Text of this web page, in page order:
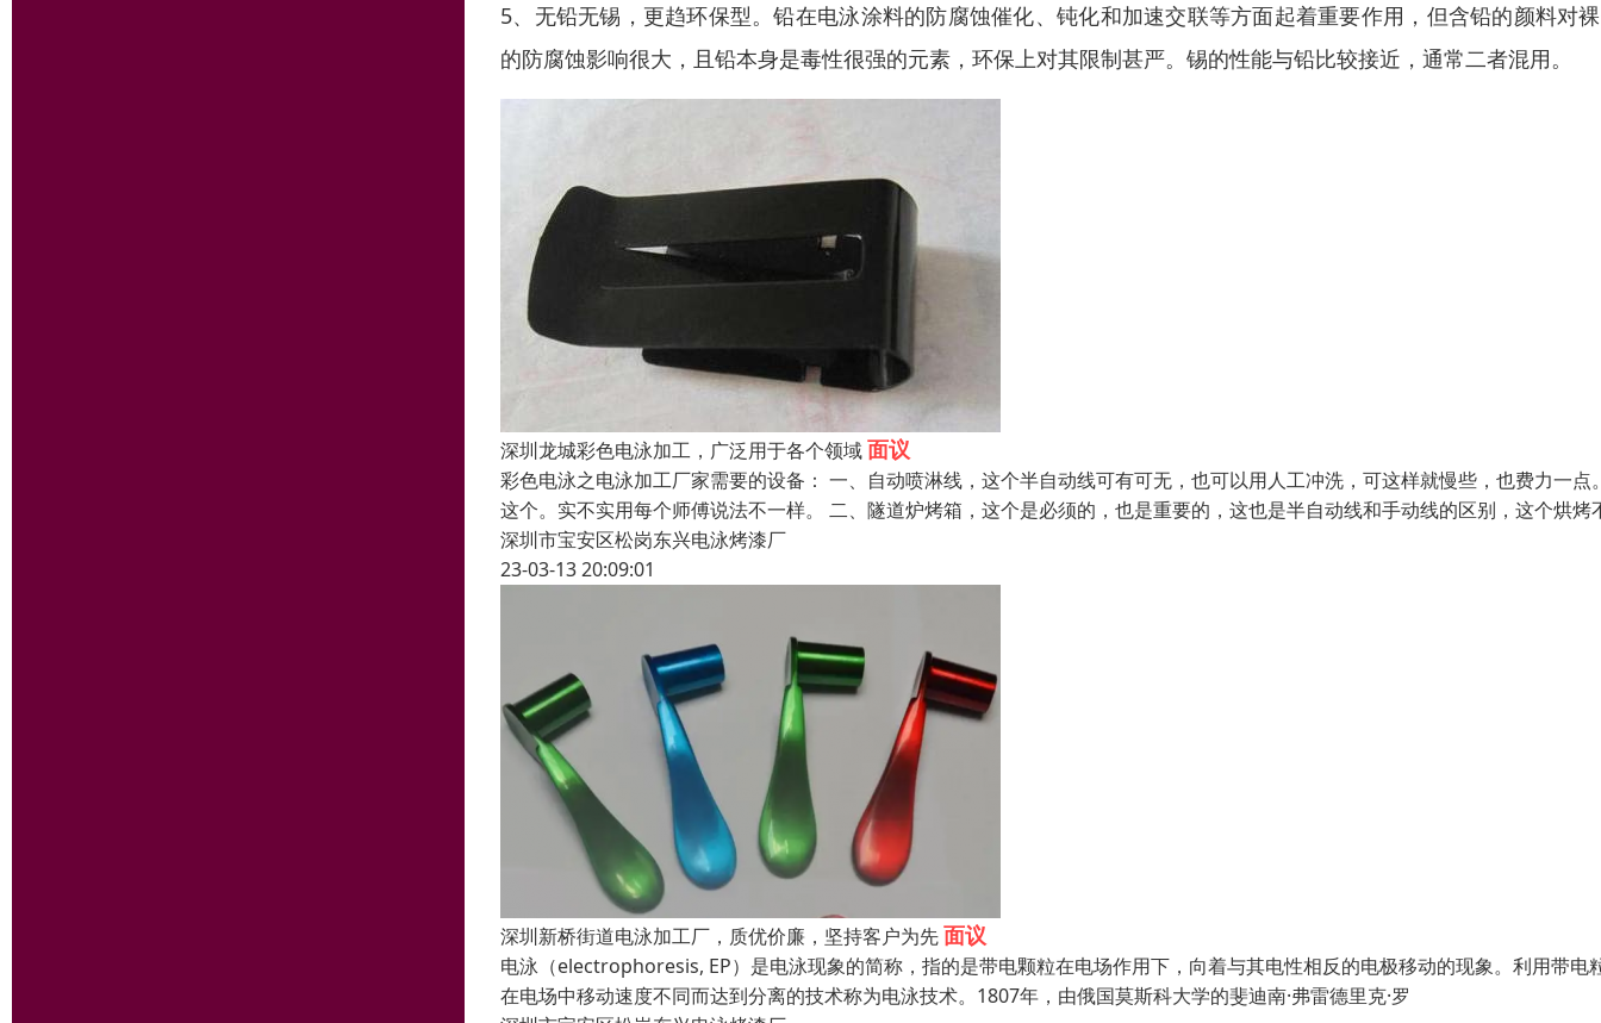
5、无铅无锡，更趋环保型。铅在电泳涂料的防腐蚀催化、钝化和加速交联等方面起着重要作用，但含铅的颜料对
的防腐蚀影响很大，且铅本身是毒性很强的元素，环保上对其限制甚严。锡的性能与铅比较接近，通常二者混用。
深圳龙城彩色电泳加工，广泛用于各个领域面议
彩色电泳之电泳加工厂家需要的设备： 一、自动喷淋线，这个半自动线可有可无，也可以用人工冲洗，可这样就慢些，也费力一点
这个。实不实用每个师傅说法不一样。 二、隧道炉烤箱，这个是必须的，也是重要的，这也是半自动线和手动线的区别，这个烘烤
深圳市宝安区松岗东兴电泳烤漆厂
23-03-13 20:09:01
深圳新桥街道电泳加工厂，质优价廉，坚持客户为先面议
电泳（electrophoresis, EP）是电泳现象的简称，指的是带电颗粒在电场作用下，向着与其电性相反的电极移动的现象。利用带电
在电场中移动速度不同而达到分离的技术称为电泳技术。1807年，由俄国莫斯科大学的斐迪南·弗雷德里克·罗